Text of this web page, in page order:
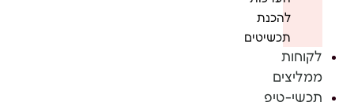
להכנת
תכשיטים
לקוחות
ממליצים
תכשי-טיפ